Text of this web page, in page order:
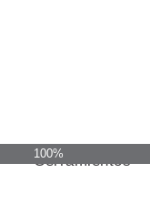
Cerramientos
100%